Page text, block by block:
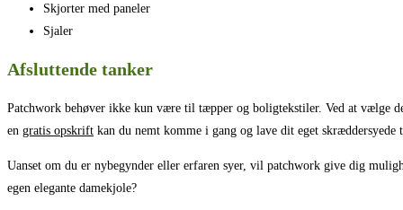
Skjorter med paneler
Sjaler
Afsluttende tanker
Patchwork behøver ikke kun være til tæpper og boligtekstiler. Ved at vælge
en gratis opskrift kan du nemt komme i gang og lave dit eget skræddersyede
Uanset om du er nybegynder eller erfaren syer, vil patchwork give dig
egen elegante damekjole?